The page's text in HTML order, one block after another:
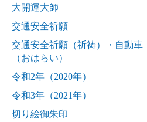
大開運大師
交通安全祈願
交通安全祈願（祈祷）・自動車
（おはらい）
令和2年（2020年）
令和3年（2021年）
切り絵御朱印